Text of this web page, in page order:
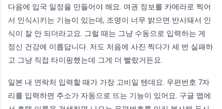
다음에 입국 일정을 만들어야 해요. 여권 정보를 카메라로 찍어
서 인식시키는 기능이 있는데, 조명이 너무 밝으면 반사돼서 인
식이 잘 안 되더라고요. 그럴 때는 그냥 수동으로 입력하는 게
정신 건강에 이롭답니다. 저도 처음에 사진 찍다가 세 번 실패하
고 그냥 직접 타이핑했는데 그게 더 빨랐거든요.
일본 내 연락처 입력할 때가 가장 고비일 텐데요. 우편번호 7자
리를 입력하면 주소가 자동으로 뜨는 기능이 있어요. 구글 맵에